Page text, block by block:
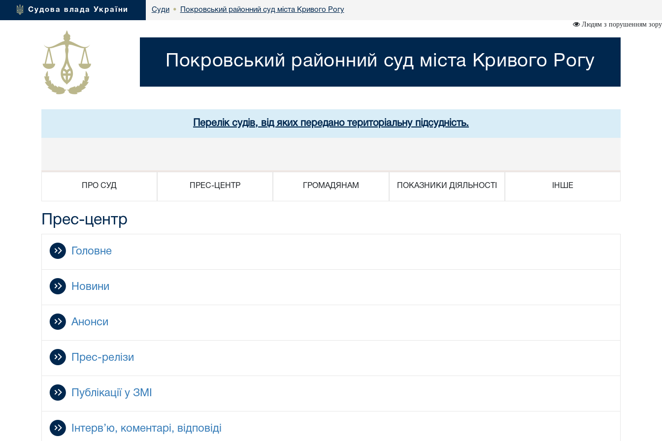
Судова влада України Суди • Покровський районний суд міста Кривого Рогу
Людям з порушенням зору
Покровський районний суд міста Кривого Рогу
Перелік судів, від яких передано територіальну підсудність.
ПРО СУД ПРЕС-ЦЕНТР ГРОМАДЯНАМ ПОКАЗНИКИ ДІЯЛЬНОСТІ ІНШЕ
Прес-центр
Головне
Новини
Анонси
Прес-релізи
Публікації у ЗМІ
Інтерв’ю, коментарі, відповіді